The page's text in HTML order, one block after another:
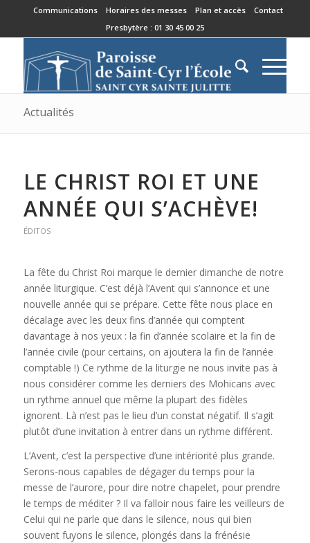
Communications Horaires des messes Plan et accès
Contact
Presbytère : 01 30 45 00 25
Actualités
LE CHRIST ROI ET UNE
ANNÉE QUI S’ACHÈVE!
ÉDITOS
La fête du Christ Roi marque le dernier dimanche de notre
année liturgique. C’est déjà l’Avent qui s’annonce et une
nouvelle année qui se prépare. Cette fête nous place en
décalage avec les deux fins d’année qui comptent
davantage à nos yeux : la fin d’année scolaire et la fin de
l’année civile (pour certains, on ajoutera la fin de l’année
comptable !) Ce rythme de la liturgie ne nous invite pas à
nous considérer comme les derniers des Mohicans avec
un rythme annuel que même la plupart des fidèles
ignorent. Là n’est pas le lieu d’un constat négatif. Il s’agit
plutôt d’une invitation à entrer dans un rythme différent.
L’Avent, c’est la perspective d’une intériorité plus grande.
Serons-nous capables de dégager du temps pour la
messe de l’aurore, pour dire notre chapelet, pour prendre
le temps de méditer ? Il va falloir nous faire les veilleurs de
Celui qui ne parle que dans le silence, nous qui bien
souvent fuyons le silence, plongés dans la frénésie